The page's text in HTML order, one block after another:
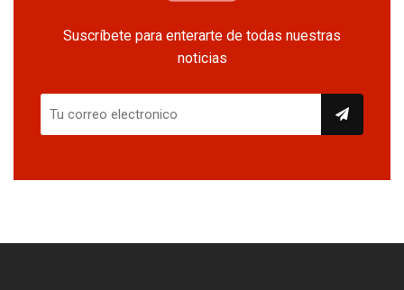
Suscríbete para enterarte de todas nuestras
noticias